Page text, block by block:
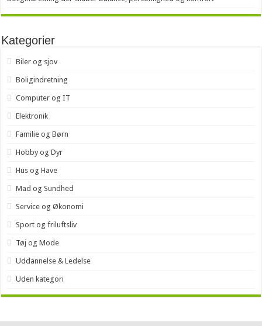
Kategorier
Biler og sjov
Boligindretning
Computer og IT
Elektronik
Familie og Børn
Hobby og Dyr
Hus og Have
Mad og Sundhed
Service og Økonomi
Sport og friluftsliv
Tøj og Mode
Uddannelse & Ledelse
Uden kategori